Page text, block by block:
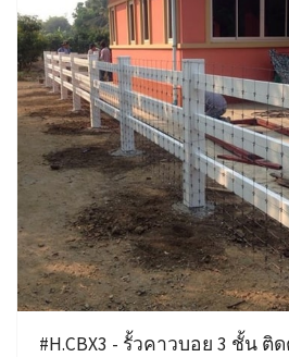
#H.CBX3 - รั้วคาวบอย 3 ชั้น ติ